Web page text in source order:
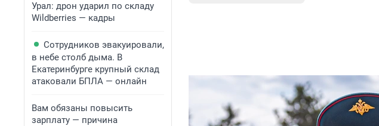
Урал: дрон ударил по складу
Wildberries — кадры
Сотрудников эвакуировали,
в небе столб дыма. В
Екатеринбурге крупный склад
атаковали БПЛА — онлайн
Вам обязаны повысить
зарплату — причина